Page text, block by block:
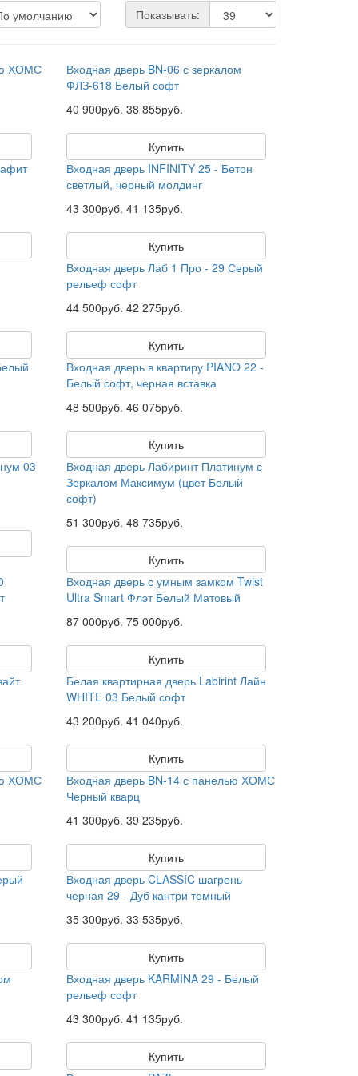
Показывать:
ХОМС
Входная дверь BN-06 с зеркалом
ФЛЗ-618 Белый софт
40 900руб. 38 855руб.
Купить
Входная дверь INFINITY 25 - Бетон
светлый, черный молдинг
43 300руб. 41 135руб.
Купить
Входная дверь Лаб 1 Про - 29 Серый
рельеф софт
44 500руб. 42 275руб.
Купить
Входная дверь в квартиру PIANO 22 -
Белый софт, черная вставка
48 500руб. 46 075руб.
Купить
03
Входная дверь Лабиринт Платинум с
Зеркалом Максимум (цвет Белый
софт)
51 300руб. 48 735руб.
Купить
Входная дверь с умным замком Twist
Ultra Smart Флэт Белый Матовый
87 000руб. 75 000руб.
Купить
Белая квартирная дверь Labirint Лайн
WHITE 03 Белый софт
43 200руб. 41 040руб.
Купить
ХОМС
Входная дверь BN-14 с панелью ХОМС
Черный кварц
41 300руб. 39 235руб.
Купить
Входная дверь CLASSIC шагрень
черная 29 - Дуб кантри темный
35 300руб. 33 535руб.
Купить
Входная дверь KARMINA 29 - Белый
рельеф софт
43 300руб. 41 135руб.
Купить